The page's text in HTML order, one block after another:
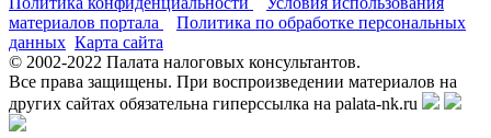
материалов портала
Политика по обработке персональных
данных Карта сайта
© 2002-2022 Палата налоговых консультантов.
Все права защищены. При воспроизведении материалов на
других сайтах обязательна гиперссылка на palata-nk.ru